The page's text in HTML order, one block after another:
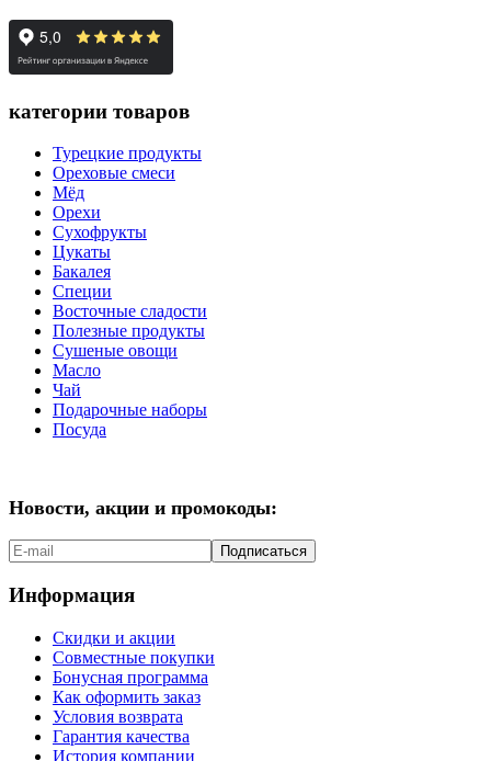
категории товаров
Турецкие продукты
Ореховые смеси
Мёд
Орехи
Сухофрукты
Цукаты
Бакалея
Специи
Восточные сладости
Полезные продукты
Сушеные овощи
Масло
Чай
Подарочные наборы
Посуда
Новости, акции и промокоды:
Подписаться
Информация
Скидки и акции
Совместные покупки
Бонусная программа
Как оформить заказ
Условия возврата
Гарантия качества
История компании